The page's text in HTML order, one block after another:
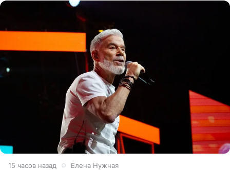
15 часов назад Елена Нужная